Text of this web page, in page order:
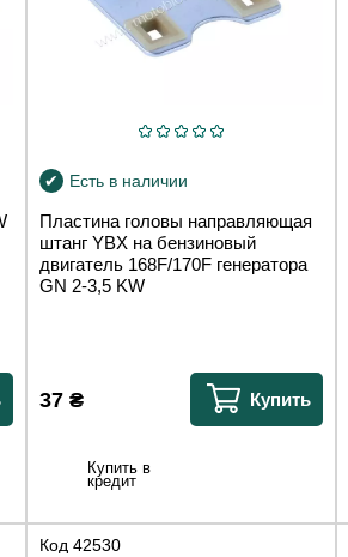
Есть в наличии
Пластина головы направляющая
штанг YBX на бензиновый
двигатель 168F/170F генератора
GN 2-3,5 KW
37 ₴ Купить
Купить в
кредит
Код 42530